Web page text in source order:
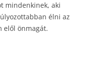
mindenkinek, aki
élni az
elől önmagát.